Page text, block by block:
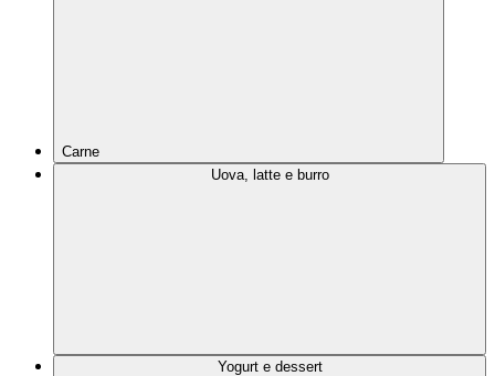
Carne
Uova, latte e burro
Yogurt e dessert